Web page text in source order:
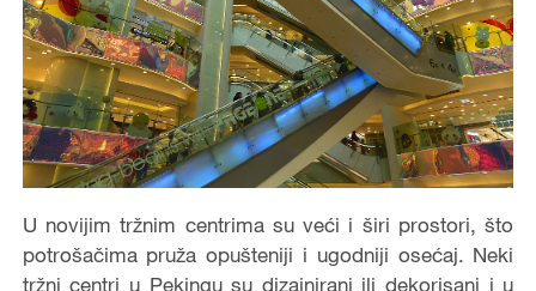
U novijim tržnim centrima su veći i širi prostori, što
potrošačima pruža opušteniji i ugodniji osećaj. Neki
tržni centri u Pekingu su dizajnirani ili dekorisani i u